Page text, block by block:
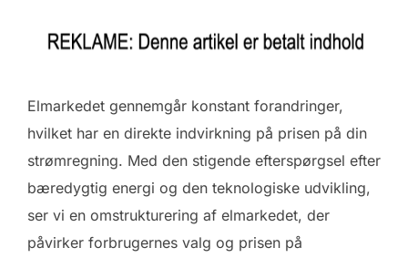
Elmarkedet gennemgår konstant forandringer,
hvilket har en direkte indvirkning på prisen på din
strømregning. Med den stigende efterspørgsel efter
bæredygtig energi og den teknologiske udvikling,
ser vi en omstrukturering af elmarkedet, der
påvirker forbrugernes valg og prisen på